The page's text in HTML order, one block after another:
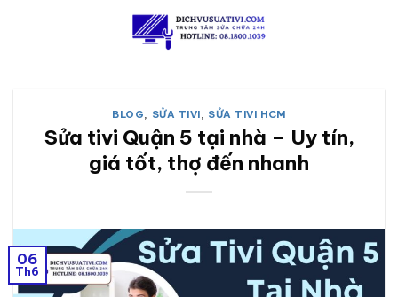
BLOG, SỬA TIVI, SỬA TIVI HCM
Sửa tivi Quận 5 tại nhà – Uy tín,
giá tốt, thợ đến nhanh
06
Th6